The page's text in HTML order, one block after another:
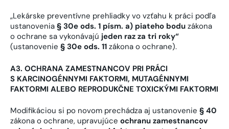
„Lekárske preventívne prehliadky vo vzťahu k práci podľa
ustanovenia § 30e ods. 1 písm. a) piateho bodu zákona
o ochrane sa vykonávajú jeden raz za tri roky“
(ustanovenie § 30e ods. 11 zákona o ochrane).
A3. OCHRANA ZAMESTNANCOV PRI PRÁCI
S KARCINOGÉNNYMI FAKTORMI, MUTAGÉNNYMI
FAKTORMI ALEBO REPRODUKČNE TOXICKÝMI FAKTORMI
Modifikáciou si po novom prechádza aj ustanovenie § 40
zákona o ochrane, upravujúce ochranu zamestnancov